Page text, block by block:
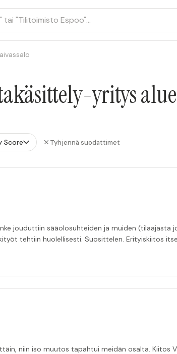
yritys
Score Tyhjennä suodattimet
jouduttiin sääolosuhteiden ja muiden (tilaajasta
tehtiin huolellisesti. Suosittelen. Erityiskiitos itse
niin iso muutos tapahtui meidän osalta. Kiitos